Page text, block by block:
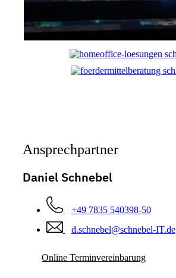
Ansprech­partner
Daniel Schnebel
+49 7835 540398-50
d.schnebel@schnebel-IT.de
Online Terminvereinbarung